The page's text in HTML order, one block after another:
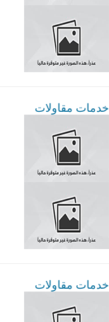
خدمات مقاولات
خدمات مقاولات